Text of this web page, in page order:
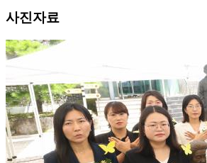
사진자료